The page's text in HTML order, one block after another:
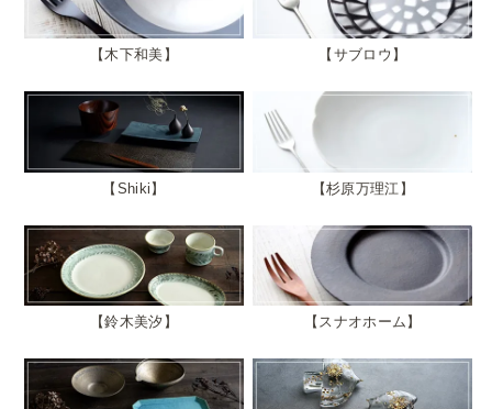
木下和美 サブロウ
Shiki 杉原万理江
鈴木美汐 スナオホーム